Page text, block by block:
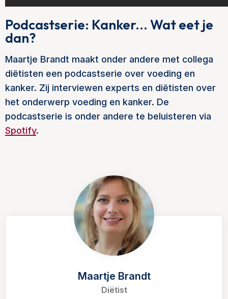
Podcastserie: Kanker... Wat eet je
dan?
Maartje Brandt maakt onder andere met collega
diëtisten een podcastserie over voeding en
kanker. Zij interviewen experts en diëtisten over
het onderwerp voeding en kanker. De
podcastserie is onder andere te beluisteren via
Spotify.
Maartje Brandt
Diëtist